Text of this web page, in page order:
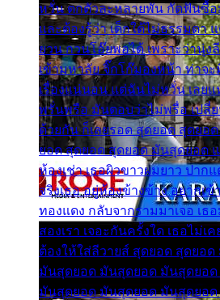
หวั่น ตกตัวละหลายพัน กัดฟันซื้อ
และต้องรู้ว่า เด็กใต้ไม่ธรรมดา
ยวน กวนโอ๊ยพอได้ เพราะว่านุ่ง
เข้ามหาลัย จิ๊กโก๊มองหน้า ท่าจ
เรื่องแน่นอน แต่ฉันไม่หวั่น เลย
พรั่นพรือ มันตอบว่าไม่พรื่อ เปลี่ย
ด้วยกัน ก็เลยรอด สุดยอด สุดยอ
ยอด สุดยอด สุดยอด มันสุดยอด
ห้องเช่า เธอผิวขาวผมยาว ปาก
จริงเธอ อยู่ห้องข้างข้าง อยากเ
ทองแดง กลับจากรามมาเจอ เ
สองเรา เจอะกันครั้งใด เธอไม่เ
ต้องให้ใส่ลีวายส์ สุดยอด สุดยอ
มันสุดยอด มันสุดยอด มันสุดยอ
มันสุดยอด มันสุดยอด มันสุดยอ